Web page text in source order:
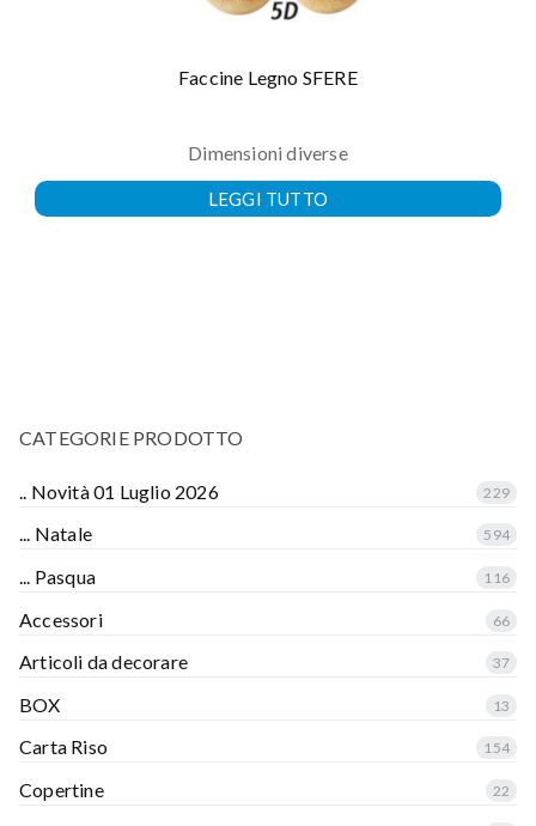
Faccine Legno SFERE
Dimensioni diverse
LEGGI TUTTO
CATEGORIE PRODOTTO
.. Novità 01 Luglio 2026 229
... Natale 594
... Pasqua 116
Accessori 66
Articoli da decorare 37
BOX 13
Carta Riso 154
Copertine 22